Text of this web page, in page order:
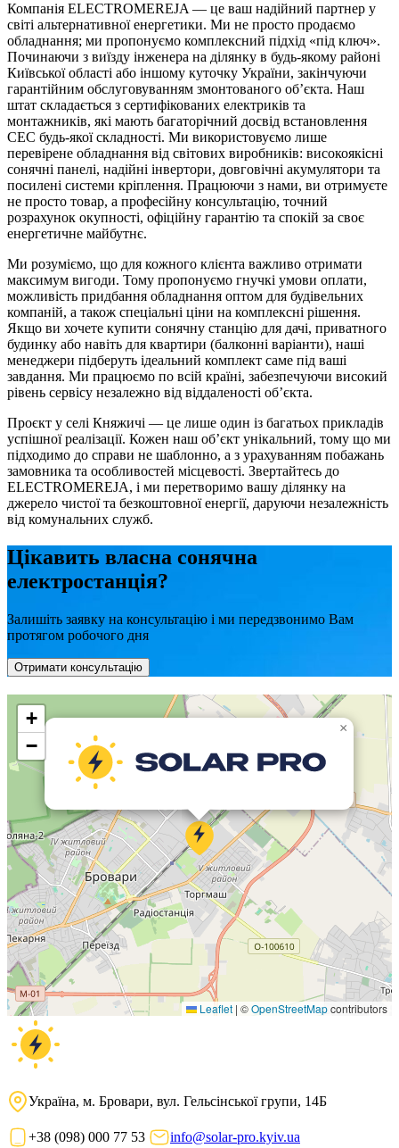
Компанія ELECTROMEREJA — це ваш надійний партнер у
світі альтернативної енергетики. Ми не просто продаємо
обладнання; ми пропонуємо комплексний підхід «під ключ».
Починаючи з виїзду інженера на ділянку в будь-якому районі
Київської області або іншому куточку України, закінчуючи
гарантійним обслуговуванням змонтованого об’єкта. Наш
штат складається з сертифікованих електриків та
монтажників, які мають багаторічний досвід встановлення
СЕС будь-якої складності. Ми використовуємо лише
перевірене обладнання від світових виробників: високоякісні
сонячні панелі, надійні інвертори, довговічні акумулятори та
посилені системи кріплення. Працюючи з нами, ви отримуєте
не просто товар, а професійну консультацію, точний
розрахунок окупності, офіційну гарантію та спокій за своє
енергетичне майбутнє.
Ми розуміємо, що для кожного клієнта важливо отримати
максимум вигоди. Тому пропонуємо гнучкі умови оплати,
можливість придбання обладнання оптом для будівельних
компаній, а також спеціальні ціни на комплексні рішення.
Якщо ви хочете купити сонячну станцію для дачі, приватного
будинку або навіть для квартири (балконні варіанти), наші
менеджери підберуть ідеальний комплект саме під ваші
завдання. Ми працюємо по всій країні, забезпечуючи високий
рівень сервісу незалежно від віддаленості об’єкта.
Проєкт у селі Княжичі — це лише один із багатьох прикладів
успішної реалізації. Кожен наш об’єкт унікальний, тому що ми
підходимо до справи не шаблонно, а з урахуванням побажань
замовника та особливостей місцевості. Звертайтесь до
ELECTROMEREJA, і ми перетворимо вашу ділянку на
джерело чистої та безкоштовної енергії, даруючи незалежність
від комунальних служб.
Цікавить власна сонячна
електростанція?
Залишіть заявку на консультацію і ми передзвонимо Вам
протягом робочого дня
Отримати консультацію
×
+
−
Leaflet | ©OpenStreetMapcontributors
Україна, м. Бровари, вул. Гельсінської групи, 14Б
+38 (098) 000 77 53 info@solar-pro.kyiv.ua